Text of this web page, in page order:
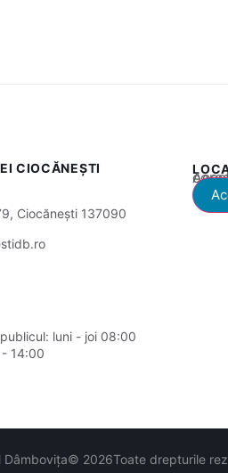
CIOCĂNEȘTI
Ciocănești 137090
luni - joi 08:00
14:00
Acest
Dâmbovița© 2026Toate drepturile